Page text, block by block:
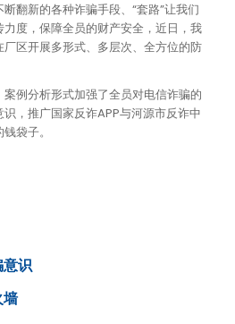
翻新的各种诈骗手段、“套路”让我们
度，保障全员的财产安全，近日，我
区开展多形式、多层次、全方位的防
例分析形式加强了全员对电信诈骗的
，推广国家反诈APP与河源市反诈中
袋子。
识